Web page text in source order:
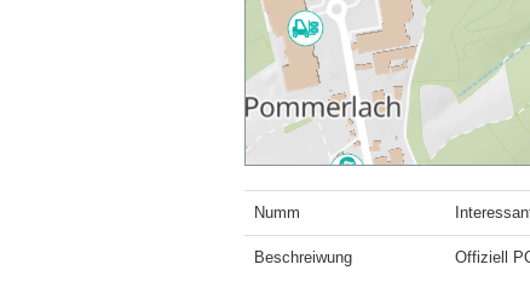
Numm
Beschreiwung Offiziell